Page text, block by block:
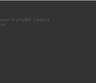
© phpBB Limited